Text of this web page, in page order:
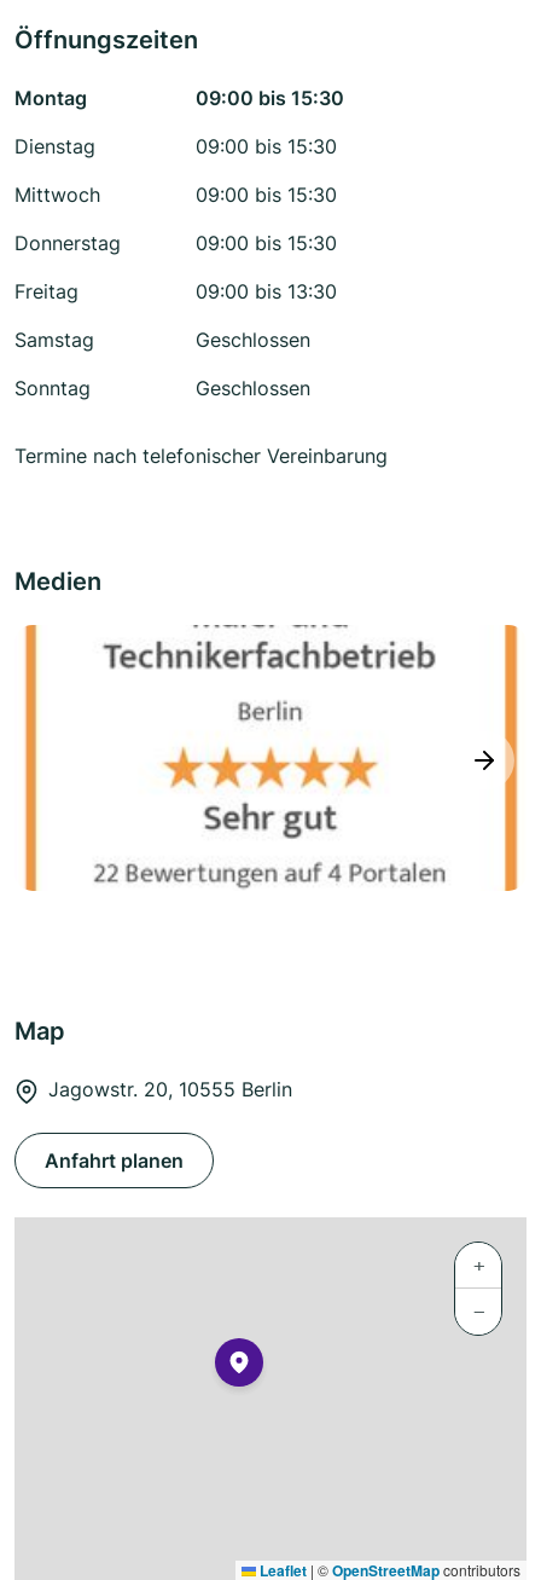
Öffnungszeiten
Montag
09:00 bis 15:30
Dienstag
09:00 bis 15:30
Mittwoch
09:00 bis 15:30
Donnerstag
09:00 bis 15:30
Freitag
09:00 bis 13:30
Samstag
Geschlossen
Sonntag
Geschlossen
Termine nach telefonischer Vereinbarung
Medien
next
Map
Jagowstr. 20, 10555 Berlin
Anfahrt planen
+
−
Leaflet | ©OpenStreetMapcontributors